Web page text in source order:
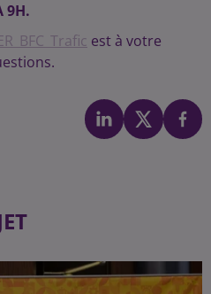
9H.
est à votre